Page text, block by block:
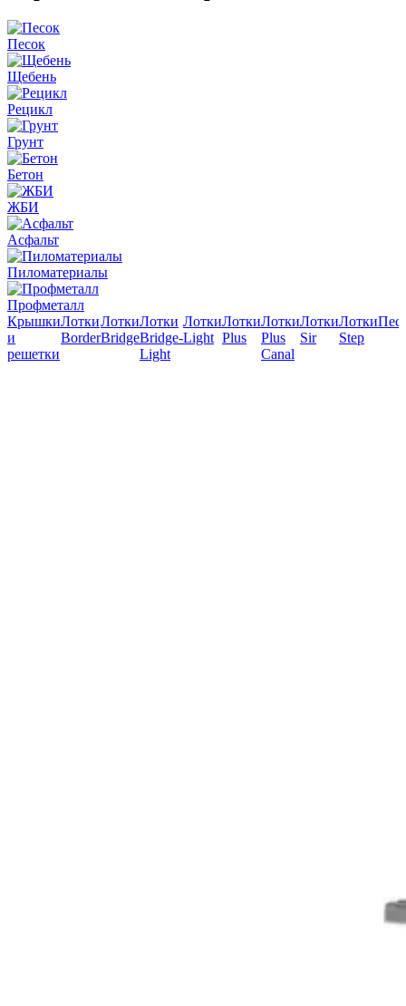
Песок
Щебень
Рецикл
Грунт
Бетон
ЖБИ
Асфальт
Пиломатериалы
Профметалл
Крышки
и
решетки
Лотки
Border
Лотки
Bridge
Лотки
Bridge-
Light
Лотки
Light
Лотки
Plus
Лотки
Plus
Canal
Лотки
Sir
Лотки
Step